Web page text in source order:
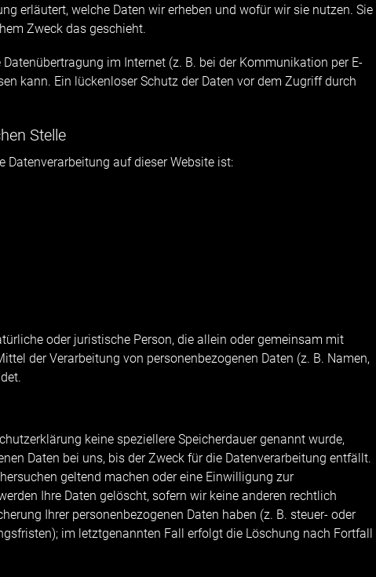
erläutert, welche Daten wir erheben und wofür wir sie nutzen. Sie
Zweck das geschieht.
im Internet (z. B. bei der Kommunikation per E-
kann. Ein lückenloser Schutz der Daten vor dem Zugriff durch
Stelle
Datenverarbeitung auf dieser Website ist:
oder juristische Person, die allein oder gemeinsam mit
der Verarbeitung von personenbezogenen Daten (z. B. Namen,
keine speziellere Speicherdauer genannt wurde,
Daten bei uns, bis der Zweck für die Datenverarbeitung entfällt.
geltend machen oder eine Einwilligung zur
Ihre Daten gelöscht, sofern wir keine anderen rechtlich
Ihrer personenbezogenen Daten haben (z. B. steuer- oder
im letztgenannten Fall erfolgt die Löschung nach Fortfall